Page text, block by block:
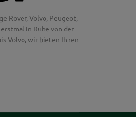
Rover, Volvo, Peugeot,
in Ruhe von der
Volvo, wir bieten Ihnen